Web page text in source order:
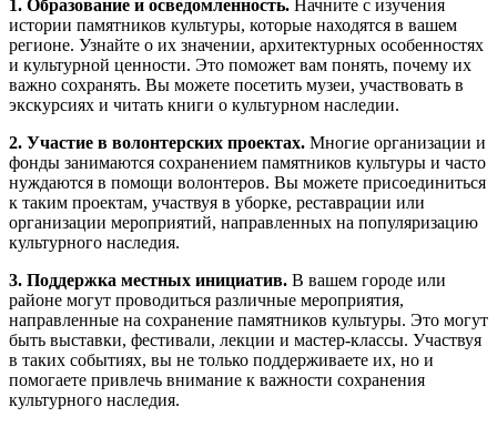
1. Образование и осведомленность. Начните с изучения
истории памятников культуры, которые находятся в вашем
регионе. Узнайте о их значении, архитектурных особенностях
и культурной ценности. Это поможет вам понять, почему их
важно сохранять. Вы можете посетить музеи, участвовать в
экскурсиях и читать книги о культурном наследии.
2. Участие в волонтерских проектах. Многие организации и
фонды занимаются сохранением памятников культуры и часто
нуждаются в помощи волонтеров. Вы можете присоединиться
к таким проектам, участвуя в уборке, реставрации или
организации мероприятий, направленных на популяризацию
культурного наследия.
3. Поддержка местных инициатив. В вашем городе или
районе могут проводиться различные мероприятия,
направленные на сохранение памятников культуры. Это могут
быть выставки, фестивали, лекции и мастер-классы. Участвуя
в таких событиях, вы не только поддерживаете их, но и
помогаете привлечь внимание к важности сохранения
культурного наследия.